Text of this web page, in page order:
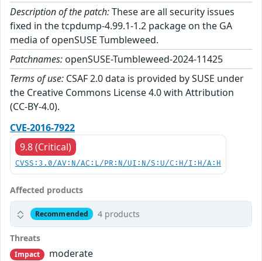
Description of the patch:These are all security issues
fixed in the tcpdump-4.99.1-1.2 package on the GA
media of openSUSE Tumbleweed.
Patchnames: openSUSE-Tumbleweed-2024-11425
Terms of use: CSAF 2.0 data is provided by SUSE under
the Creative Commons License 4.0 with Attribution
(CC-BY-4.0).
CVE-2016-7922
9.8 (Critical)
CVSS:3.0/AV:N/AC:L/PR:N/UI:N/S:U/C:H/I:H/A:H
Affected products
Recommended 4 products
Threats
Impact
moderate